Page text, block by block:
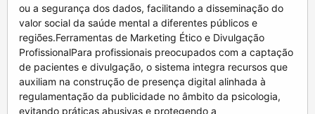
ou a segurança dos dados, facilitando a disseminação do
valor social da saúde mental a diferentes públicos e
regiões.Ferramentas de Marketing Ético e Divulgação
ProfissionalPara profissionais preocupados com a captação
de pacientes e divulgação, o sistema integra recursos que
auxiliam na construção de presença digital alinhada à
regulamentação da publicidade no âmbito da psicologia,
evitando práticas abusivas e protegendo a